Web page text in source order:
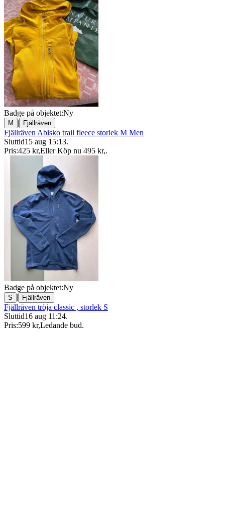
Badge på objektet:Ny
M | Fjällräven
Fjällräven Abisko trail fleece storlek M Men
Sluttid15 aug 15:13.
Pris:425 kr,Eller Köp nu 495 kr,.
Badge på objektet:Ny
S | Fjällräven
Fjällräven tröja classic , storlek S
Sluttid16 aug 11:24.
Pris:599 kr,Ledande bud.